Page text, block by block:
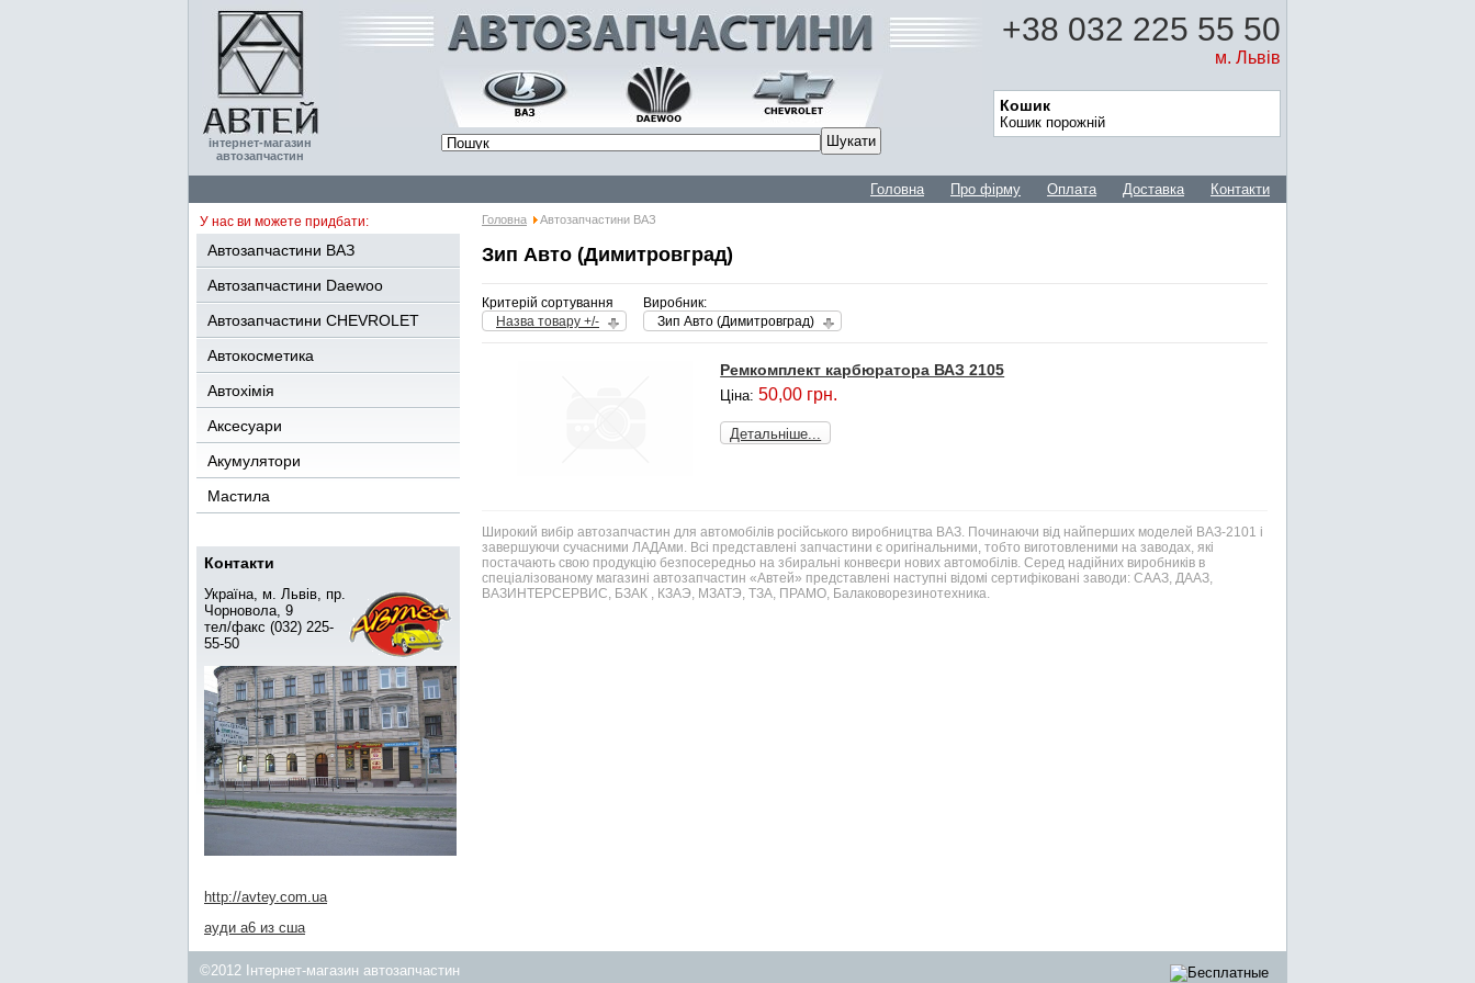
інтернет-магазин
автозапчастин
+38 032 225 55 50
м. Львів
Кошик
Кошик порожній
Головна Про фірму Оплата Доставка Контакти
У нас ви можете придбати:
Автозапчастини ВАЗ
Автозапчастини Daewoo
Автозапчастини CHEVROLET
Автокосметика
Автохімія
Аксесуари
Акумулятори
Мастила
Контакти
Україна, м. Львів, пр.
Чорновола, 9
тел/факс (032) 225-
55-50
http://avtey.com.ua
ауди а6 из сша
Головна Автозапчастини ВАЗ
Зип Авто (Димитровград)
Критерій сортування
Назва товару +/-
Виробник:
Зип Авто (Димитровград)
Ремкомплект карбюратора ВАЗ 2105
Ціна:50,00 грн.
Детальніше...
Широкий вибір автозапчастин для автомобілів російського виробництва ВАЗ. Починаючи від найперших моделей ВАЗ-2101 і
завершуючи сучасними ЛАДАми. Всі представлені запчастини є оригінальними, тобто виготовленими на заводах, які
постачають свою продукцію безпосередньо на збиральні конвеєри нових автомобілів. Серед надійних виробників в
спеціалізованому магазині автозапчастин «Автей» представлені наступні відомі сертифіковані заводи: СААЗ, ДААЗ,
ВАЗИНТЕРСЕРВИС, БЗАК , КЗАЭ, МЗАТЭ, ТЗА, ПРАМО, Балаковорезинотехника.
©2012 Інтернет-магазин автозапчастин